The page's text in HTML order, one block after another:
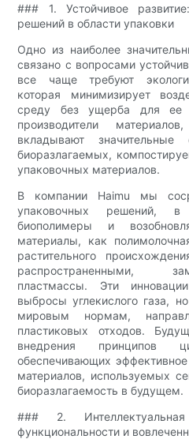
### 1. Устойчивое
решений в области упаковки
Одно из наиболее
связано с вопросами
все чаще требуют
которая минимизирует
среду без ущерба для ее
производители
вкладывают
биоразлагаемых,
упаковочных материалов.
В компании Haimu мы
упаковочных решений, в
биополимеры и
материалы, как
растительного
распространенными,
пластмассы. Эти
выбросы углекислого газа,
мировым нормам,
пластиковых отходов.
внедрения принципов
обеспечивающих
материалов, используемых
биоразлагаемость в будущем.
### 2.
функциональности и